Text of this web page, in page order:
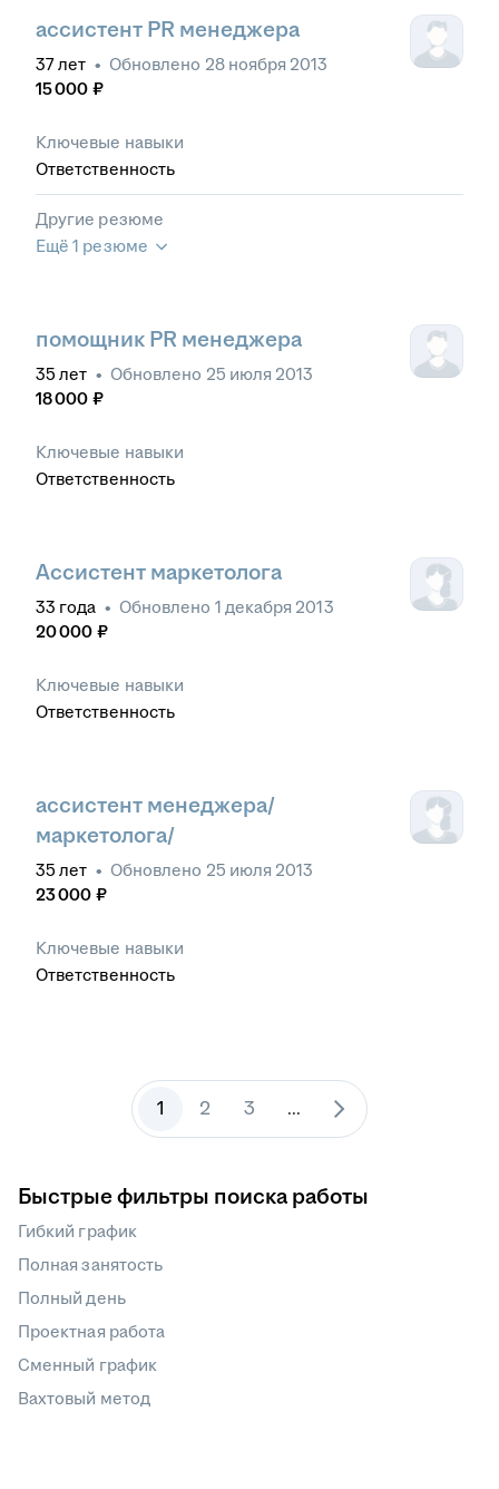
ассистент PR менеджера
37лет • Обновлено 28 ноября 2013
15 000 ₽
Ключевые навыки
Ответственность
Другие резюме
Ещё 1 резюме
помощник PR менеджера
35 лет • Обновлено 25 июля 2013
18 000 ₽
Ключевые навыки
Ответственность
Ассистент маркетолога
33 года • Обновлено 1 декабря 2013
20 000 ₽
Ключевые навыки
Ответственность
ассистент менеджера/
маркетолога/
35 лет • Обновлено 25 июля 2013
23 000 ₽
Ключевые навыки
Ответственность
1 2 3 ...
Быстрые фильтры поиска работы
Гибкий график
Полная занятость
Полный день
Проектная работа
Сменный график
Вахтовый метод